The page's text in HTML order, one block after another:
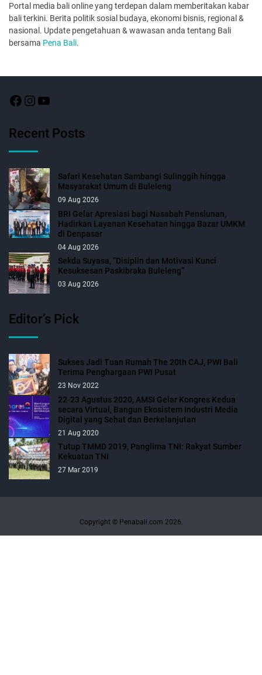
Portal media bali online yang terdepan dalam memberitakan kabar
bali terkini. Berita politik sosial budaya, ekonomi bisnis, regional &
nasional. Update pengetahuan & wawasan anda tentang Bali
bersama Pena Bali.
Recent Posts
Safari Kesehatan Sambangi Sulinggih hingga
Masyarakat Umum di Buleleng
09 Aug 2026
BRI Gelar Apresiasi bagi Nasabah Pensiunan,
Hadirkan Layanan Kesehatan hingga Bazar UMKM
di Denpasar
04 Aug 2026
Sekda Suyasa, “Disiplin dan Motivasi Kunci
Kesuksesan Paskibraka Buleleng”
03 Aug 2026
Editor’s Pick
Sukses Jadi Tuan Rumah The 20th CAJ, PWI Bali
Terima Penghargaan PWI Pusat
23 Nov 2022
22-23 Agustus 2020, AMSI Gelar Kongres Kedua
secara Virtual, Bangun Ekosistem Industri Media
Digital yang Sehat dan Berkelanjutan
21 Aug 2020
Tutup TMMD 2019, Panglima TNI: Rakyat Sumber
Kekuatan TNI
27 Mar 2019
Copyright © Penabali.com 2026.